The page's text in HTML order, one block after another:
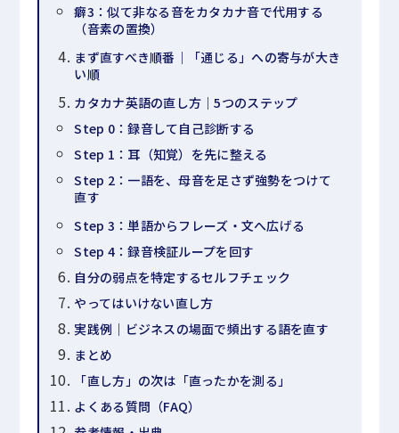
癖3：似て非なる音をカタカナ音で代用する
（音素の置換）
まず直すべき順番｜「通じる」への寄与が大き
い順
カタカナ英語の直し方｜5つのステップ
Step 0：録音して自己診断する
Step 1：耳（知覚）を先に整える
Step 2：一語を、母音を足さず強勢をつけて
直す
Step 3：単語からフレーズ・文へ広げる
Step 4：録音検証ループを回す
自分の弱点を特定するセルフチェック
やってはいけない直し方
実践例｜ビジネスの場面で頻出する語を直す
まとめ
「直し方」の次は「直ったかを測る」
よくある質問（FAQ）